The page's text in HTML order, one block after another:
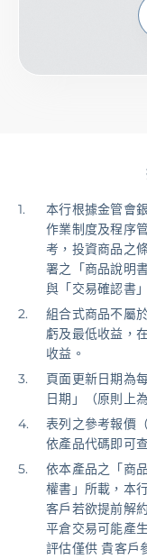
貸款
財富管理/信託/
數位生活
本行根據金管會
作業制度及程序
考，投資商品之
署之「商品說明
與「交易確認書
組合式商品不屬
虧及最低收益，
收益。
頁面更新日期為
日期」（原則上
表列之參考報價
依產品代碼即可
依本產品之「商
權書」所載，本
客戶若欲提前解
平倉交易可能產
評估僅供 貴客戶